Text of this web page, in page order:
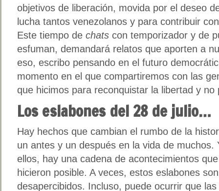
objetivos de liberación, movida por el deseo
lucha tantos venezolanos y para contribuir
Este tiempo de chats con temporizador y de
esfuman, demandará relatos que aporten a
eso, escribo pensando en el futuro
momento en el que compartiremos con las
que hicimos para reconquistar la libertad y
Los eslabones del 28 de julio…
Hay hechos que cambian el rumbo de la
un antes y un después en la vida de muchos.
ellos, hay una cadena de acontecimientos
hicieron posible. A veces, estos eslabones
desapercibidos. Incluso, puede ocurrir que